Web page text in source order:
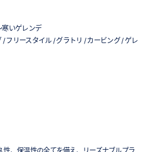
寒いゲレンデ
/ フリースタイル / グラトリ / カービング / ゲレ